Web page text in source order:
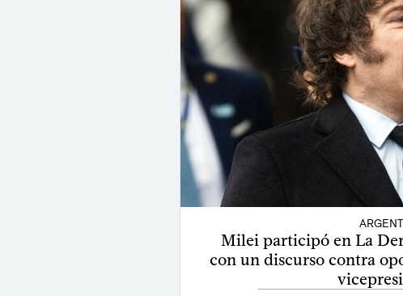
Milei participó en La
con un discurso contra